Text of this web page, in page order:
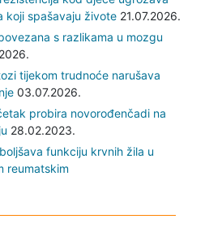
koji spašavaju živote21.07.2026.
s razlikama u mozgu
tijekom trudnoće narušava
03.07.2026.
probira novorođenčadi na
28.02.2023.
funkciju krvnih žila u
reumatskim